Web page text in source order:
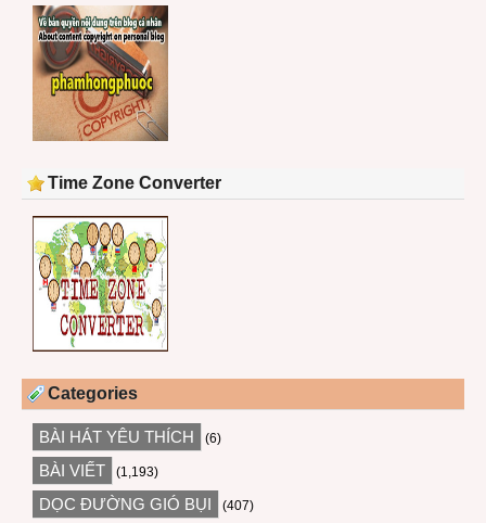
Time Zone Converter
Categories
BÀI HÁT YÊU THÍCH (6)
BÀI VIẾT (1,193)
DỌC ĐƯỜNG GIÓ BỤI (407)